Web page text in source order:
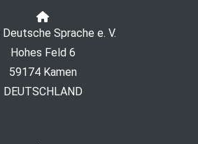
Deutsche Sprache e. V.
Hohes Feld 6
59174 Kamen
DEUTSCHLAND